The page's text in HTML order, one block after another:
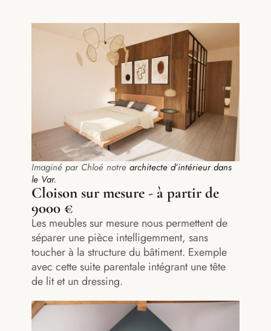
Imaginé par Chloé notrearchitecte d’intérieur dans
le Var.
Cloison sur mesure - à partir de
9000 €
Les meubles sur mesure nous permettent de
séparer une pièce intelligemment, sans
toucher à la structure du bâtiment. Exemple
avec cette suite parentale intégrant une tête
de lit et un dressing.